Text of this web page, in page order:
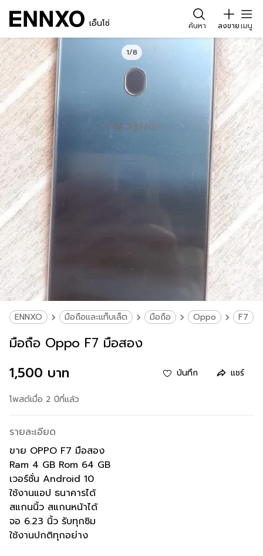
เอ็นโซ่ ค้นหา ลงขายเมนู
1/8
ENNXO มือถือและแท็บเล็ต มือถือ Oppo F7
มือถือ Oppo F7 มือสอง
1,500 บาท
บันทึก แชร์
โพสต์เมื่อ 2 ปีที่แล้ว
รายละเอียด
ขาย OPPO F7 มือสอง
Ram 4 GB Rom 64 GB
เวอร์ชั่น Android 10
ใช้งานแอป ธนาคารได้
สแกนนิ้ว สแกนหน้าได้
จอ 6.23 นิ้ว รับทุกซิม
ใช้งานปกติทุกอย่าง